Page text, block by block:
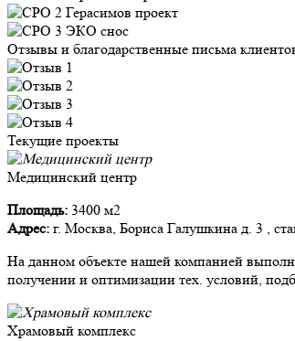
Отзывы и благодарственные письма
Текущие проекты
Медицинский центр
Площадь: 3400 м2
Адрес: г. Москва, Бориса Галушкина д. 3 ,
На данном объекте нашей компанией
получении и оптимизации тех. условий,
Храмовый комплекс